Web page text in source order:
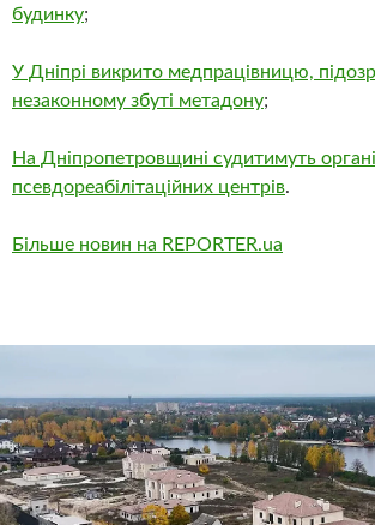
будинку;
У Дніпрі викрито медпрацівницю,
незаконному збуті метадону;
На Дніпропетровщині судитимуть
псевдореабілітаційних центрів.
Більше новин на REPORTER.ua